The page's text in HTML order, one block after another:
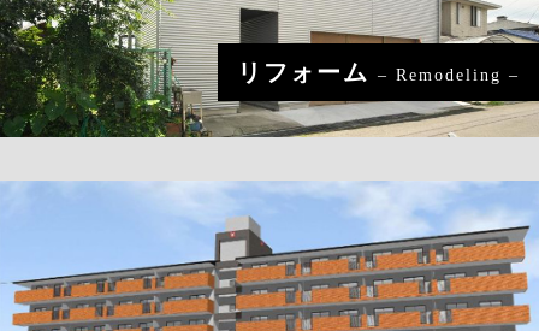
リフォーム – Remodeling –